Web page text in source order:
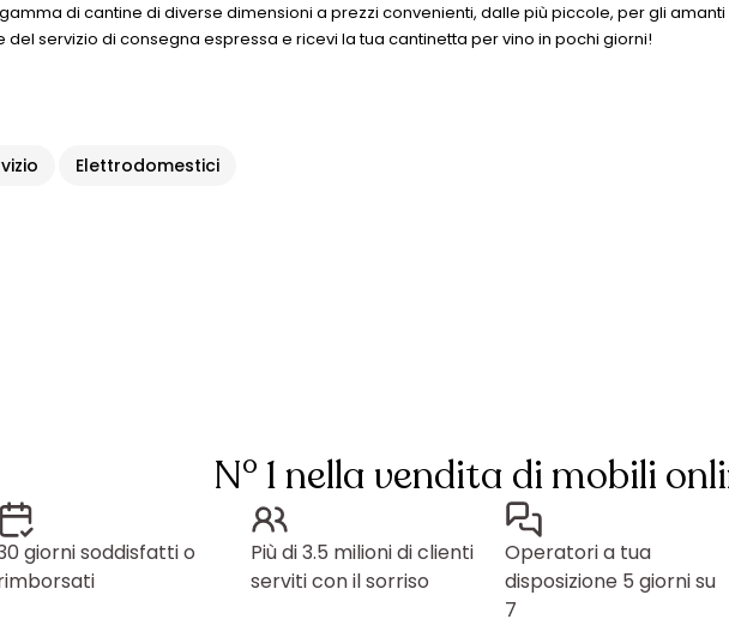
di cantine di diverse dimensioni a prezzi convenienti, dalle più piccole, per gli
servizio di consegna espressa e ricevi la tua cantinetta per vino in pochi giorni!
Elettrodomestici
N° 1 nella vendita di mobili
giorni soddisfatti o
Più di 3.5 milioni di clienti
serviti con il sorriso
Operatori a tua
disposizione 5 giorni su
7